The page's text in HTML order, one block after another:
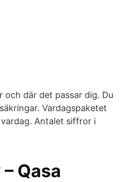
och där det passar dig. Du
Vardagspaketet
Antalet siffror i
Qasa